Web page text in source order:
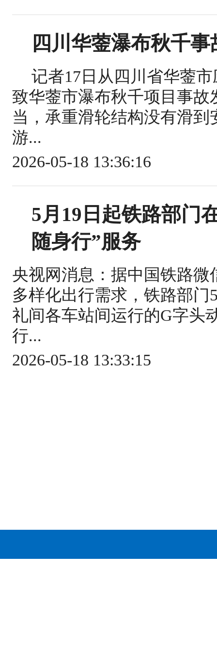
四川华蓥瀑布秋千
记者17日从四川省华蓥
致华蓥市瀑布秋千项目事
当，承重滑轮结构没有滑
游...
2026-05-18 13:36:16
5月19日起铁路部门
随身行”服务
央视网消息：据中国铁路
多样化出行需求，铁路部门
礼间各车站间运行的G字头
行...
2026-05-18 13:33:15